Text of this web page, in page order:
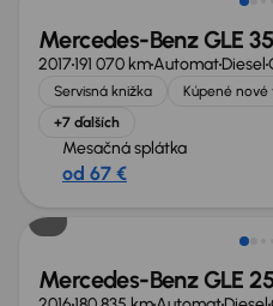
Mercedes-Benz GLE
2017191 070 kmAutomatDiesel
Servisná knižka Kúpené nové
+7 ďalších
Mesačná splátka
od 67 €
Zlacnené o 1 300 €
Mercedes-Benz GLE